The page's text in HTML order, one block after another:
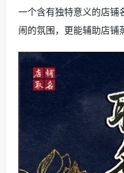
一个含有独特意义的店铺
闹的氛围，更能辅助店铺